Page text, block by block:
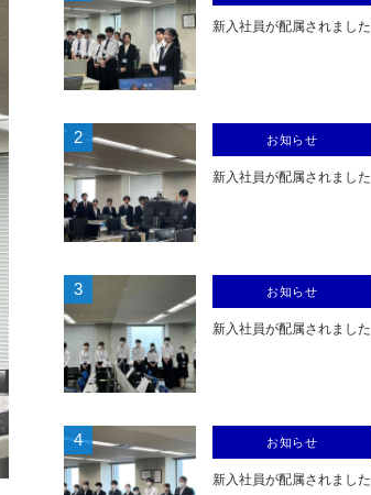
新入社員が配属されました
2 お知らせ
新入社員が配属されました
3 お知らせ
新入社員が配属されました
4 お知らせ
新入社員が配属されました